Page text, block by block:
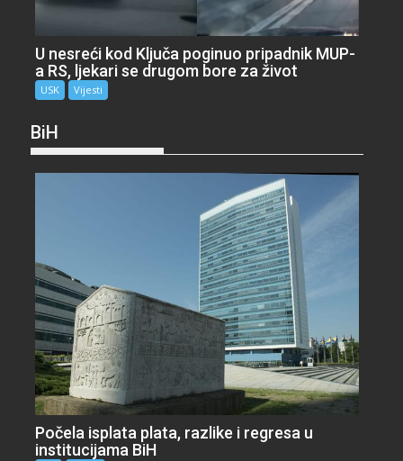
U nesreći kod Ključa poginuo pripadnik MUP-
a RS, ljekari se drugom bore za život
USK Vijesti
BiH
Počela isplata plata, razlike i regresa u
institucijama BiH